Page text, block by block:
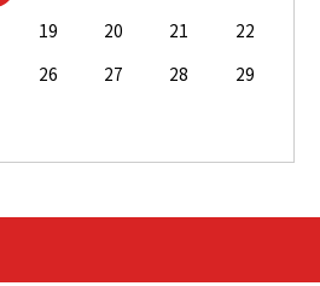
19 20 21
22
26 27 28
29